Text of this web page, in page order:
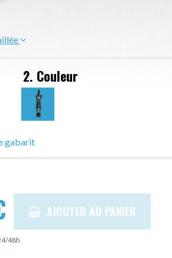
2. Couleur
gabarit
AJOUTER AU PANIER
48h